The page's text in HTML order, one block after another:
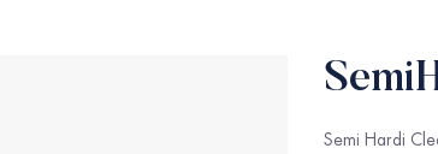
Semi Hardi